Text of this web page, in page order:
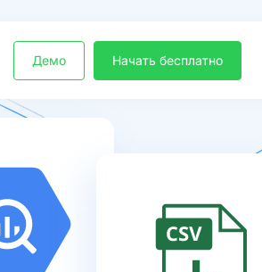
Демо Начать бесплатно